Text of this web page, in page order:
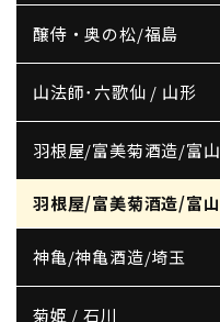
醸侍・奥の松/福島
山法師･六歌仙 / 山形
羽根屋/富美菊酒造/富山
羽根屋/富美菊酒造/富山
神亀/神亀酒造/埼玉
菊姫 / 石川